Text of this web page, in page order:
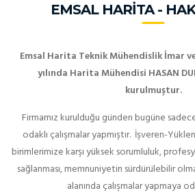
EMSAL HARITA -
Emsal Harita Teknik Mühendislik İmar
yılında Harita Mühendisi HASAN
kurulmuştur.
Firmamız kurulduğu günden bugüne
odaklı çalışmalar yapmıştır. İşveren-
birimlerimize karşı yüksek sorumluluk,
sağlanması, memnuniyetin sürdürülebilir
alanında çalışmalar yapmaya